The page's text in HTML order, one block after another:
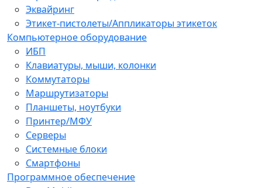
Эквайринг
Этикет-пистолеты/Аппликаторы этикеток
Компьютерное оборудование
ИБП
Клавиатуры, мыши, колонки
Коммутаторы
Маршрутизаторы
Планшеты, ноутбуки
Принтер/МФУ
Серверы
Системные блоки
Смартфоны
Программное обеспечение